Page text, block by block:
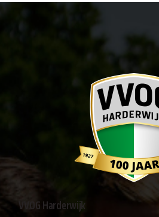
VVOG Harderwijk